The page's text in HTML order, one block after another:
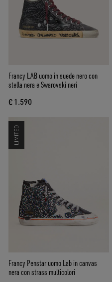
Francy LAB uomo in suede nero con
stella nera e Swarovski neri
€ 1.590
LIMITED
Francy Penstar uomo Lab in canvas
nera con strass multicolori